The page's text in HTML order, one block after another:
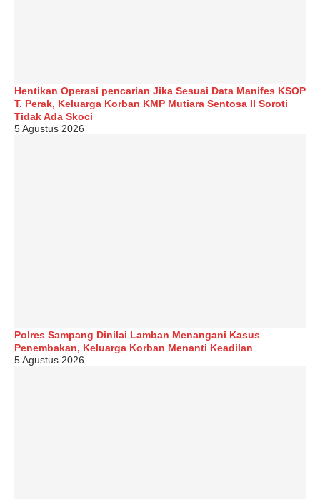
Hentikan Operasi pencarian Jika Sesuai Data Manifes KSOP
T. Perak, Keluarga Korban KMP Mutiara Sentosa II Soroti
Tidak Ada Skoci
5 Agustus 2026
Polres Sampang Dinilai Lamban Menangani Kasus
Penembakan, Keluarga Korban Menanti Keadilan
5 Agustus 2026